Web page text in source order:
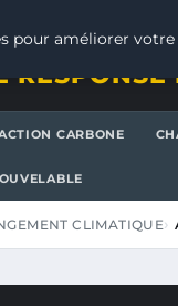
RESPONSE
CARBONE
CLIMATIQUE
pour améliorer